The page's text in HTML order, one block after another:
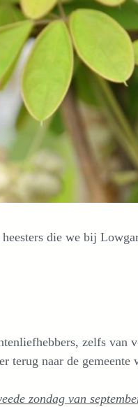
die we bij
zelfs van
terug naar de gemeente
zondag van